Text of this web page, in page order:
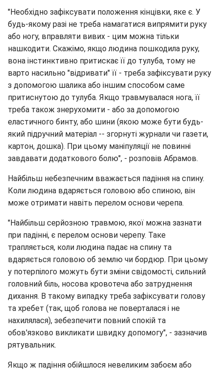
"Необхідно зафіксувати положення кінцівки, яке є. У
будь-якому разі не треба намагатися випрямити руку
або ногу, вправляти вивих - цим можна тільки
нашкодити. Скажімо, якщо людина пошкодила руку,
вона інстинктивно притискає її до тулуба, тому не
варто насильно "відривати" її - треба зафіксувати руку
з допомогою шалика або іншим способом саме
притиснутою до тулуба. Якщо травмувалася нога, її
треба також знерухомити - або за допомогою
еластичного бинту, або шини (якою може бути будь-
який пiдручний матерiал -- згорнутi журнали чи газети,
картон, дошка). При цьому манiпуляцiї не повиннi
завдавати додаткового болю", - розповів Абрамов.
Найбільш небезпечним вважається падіння на спину.
Коли людина вдаряється головою або спиною, він
може отримати навіть перелом основи черепа.
"Найбiльш серйозною травмою, якої можна зазнати
при падiннi, є перелом основи черепу. Таке
трапляється, коли людина падає на спину та
вдаряється головою об землю чи бордюр. При цьому
у потерпiлого можуть бути змiни свiдомостi, сильний
головний бiль, носова кровотеча або затруднення
дихання. В такому випадку треба зафiксувати голову
та хребет (так, щоб голова не поверталася i не
нахилялася), зебезпечити повний спокiй та
обов'язково викликати швидку допомогу", - зазначив
рятувальник.
Якщо ж падіння обійшлося невеликим забоєм або